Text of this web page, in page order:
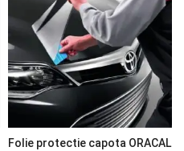
Folie protectie capota ORACAL